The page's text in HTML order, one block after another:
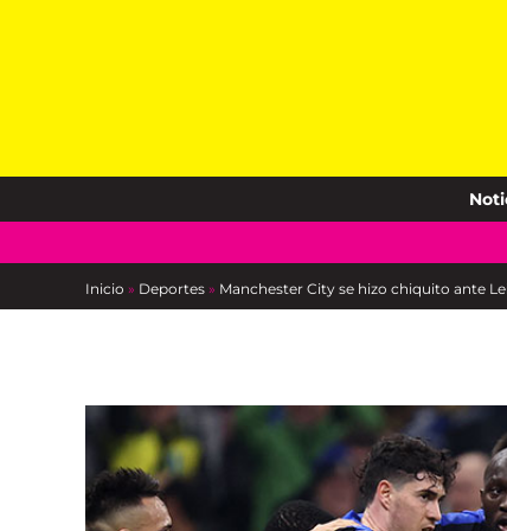
Inicio » Deportes » Manchester City se hizo chiquito ante